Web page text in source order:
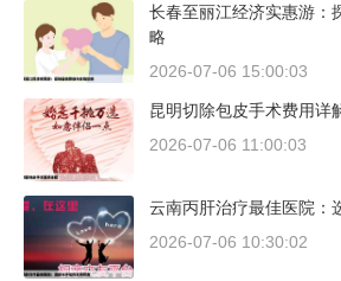
长春至丽江经济实惠游：
略
2026-07-06 15:00:03
昆明切除包皮手术费用详
2026-07-06 11:00:03
云南丙肝治疗最佳医院：
2026-07-06 10:30:02